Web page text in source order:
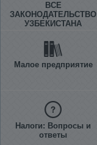
ВСЕ
ЗАКОНОДАТЕЛЬСТВО
УЗБЕКИСТАНА
Малое предприятие
Налоги: Вопросы и
ответы